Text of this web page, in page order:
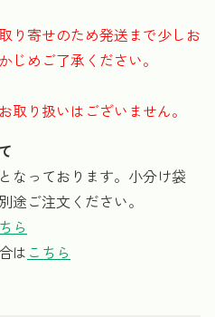
り寄せのため発送まで少しお
じめご了承ください。
り扱いはございません。
なっております。小分け袋
途ご注文ください。
ら
は こちら